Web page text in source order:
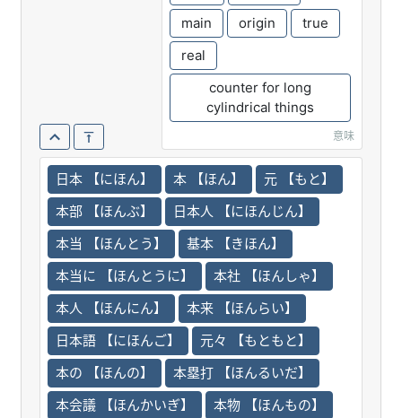
main
origin
true
real
counter for long
cylindrical things
意味
日本 【にほん】 本 【ほん】
元 【もと】
本部 【ほんぶ】
日本人 【にほんじん】
本当 【ほんとう】
基本 【きほん】
本当に 【ほんとうに】
本社 【ほんしゃ】
本人 【ほんにん】
本来 【ほんらい】
日本語 【にほんご】
元々 【もともと】
本の 【ほんの】
本塁打 【ほんるいだ】
本会議 【ほんかいぎ】
本物 【ほんもの】